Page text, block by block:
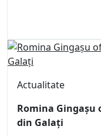
Actualitate
Romina
din Galați